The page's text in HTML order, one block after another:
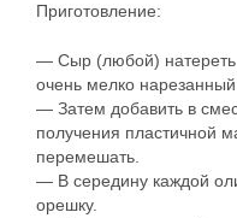
Приготовление:
— Сыр (любой) натереть
очень мелко нарезанный
— Затем добавить в
получения пластичной
перемешать.
— В середину каждой
орешку.